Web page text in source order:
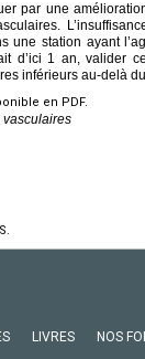
par une
une station ayant
d’ici 1 an, valider
inférieurs au-delà
en PDF.
LIVRES NOS